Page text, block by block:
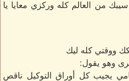
من العالم كله وركزي معايا يا
ووقتي كله ليك
وهو يقول:
يجيب كل أوراق التوكيل ناقص